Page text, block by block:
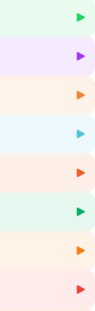
pas ou peu, a
d’aucun soutien
tous deux
officiellement
selon le bilan
année, dont 20
nombre de décès
Les
ne tiennent pas
les
humains.
les 4 jeunes
temps, enfin, au
de partager leur
témoignages les